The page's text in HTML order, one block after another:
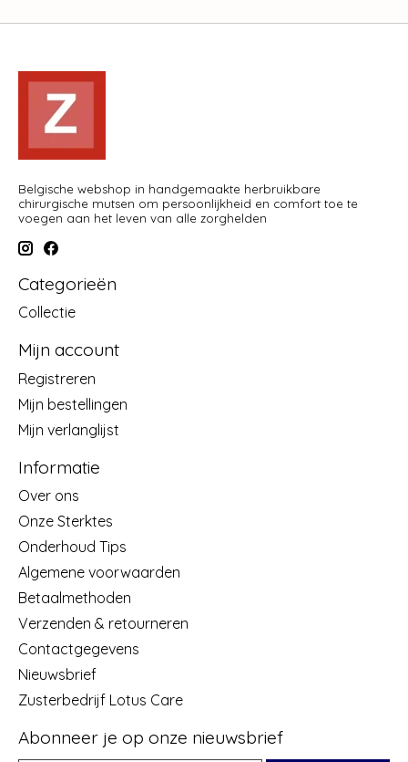
Belgische webshop in handgemaakte herbruikbare
chirurgische mutsen om persoonlijkheid en comfort toe te
voegen aan het leven van alle zorghelden
Categorieën
Collectie
Mijn account
Registreren
Mijn bestellingen
Mijn verlanglijst
Informatie
Over ons
Onze Sterktes
Onderhoud Tips
Algemene voorwaarden
Betaalmethoden
Verzenden & retourneren
Contactgegevens
Nieuwsbrief
Zusterbedrijf Lotus Care
Abonneer je op onze nieuwsbrief